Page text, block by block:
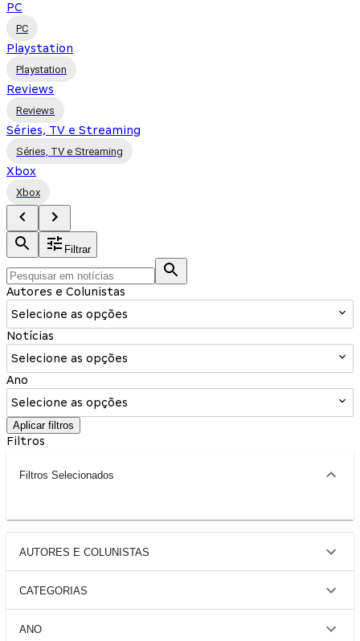
PC
PC
Playstation
Playstation
Reviews
Reviews
Séries, TV e Streaming
Séries, TV e Streaming
Xbox
Xbox
Filtrar
Autores e Colunistas
Selecione as opções
Notícias
Selecione as opções
Ano
Selecione as opções
Aplicar filtros
Filtros
Filtros Selecionados
AUTORES E COLUNISTAS
CATEGORIAS
ANO